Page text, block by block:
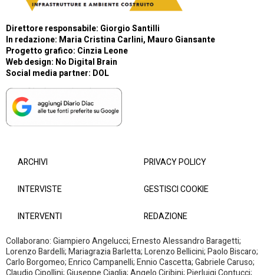
Direttore responsabile: Giorgio Santilli
In redazione: Maria Cristina Carlini, Mauro Giansante
Progetto grafico: Cinzia Leone
Web design: No Digital Brain
Social media partner: DOL
ARCHIVI
INTERVISTE
INTERVENTI
PRIVACY POLICY
GESTISCI COOKIE
REDAZIONE
Collaborano: Giampiero Angelucci; Ernesto Alessandro Baragetti;
Lorenzo Bardelli; Mariagrazia Barletta; Lorenzo Bellicini; Paolo Biscaro;
Carlo Borgomeo; Enrico Campanelli; Ennio Cascetta; Gabriele Caruso;